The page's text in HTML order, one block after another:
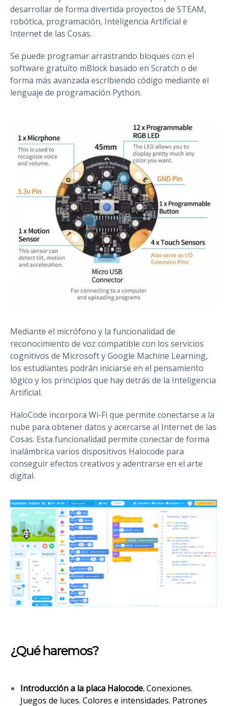
desarrollar de forma divertida proyectos de STEAM,
robótica, programación, Inteligencia Artificial e
Internet de las Cosas.
Se puede programar arrastrando bloques con el
software gratuito mBlock basado en Scratch o de
forma más avanzada escribiendo código mediante el
lenguaje de programación Python.
Mediante el micrófono y la funcionalidad de
reconocimiento de voz compatible con los servicios
cognitivos de Microsoft y Google Machine Learning,
los estudiantes podrán iniciarse en el pensamiento
lógico y los principios que hay detrás de la Inteligencia
Artificial.
HaloCode incorpora Wi-Fi que permite conectarse a la
nube para obtener datos y acercarse al Internet de las
Cosas. Esta funcionalidad permite conectar de forma
inalámbrica varios dispositivos Halocode para
conseguir efectos creativos y adentrarse en el arte
digital.
¿Qué haremos?
Introducción a la placa Halocode.Conexiones.
Juegos de luces. Colores e intensidades. Patrones